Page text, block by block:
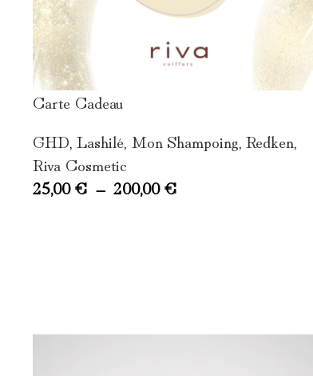
Carte Cadeau
GHD, Lashilé, Mon Shampoing, Redken,
Riva Cosmetic
25,00€ – 200,00€